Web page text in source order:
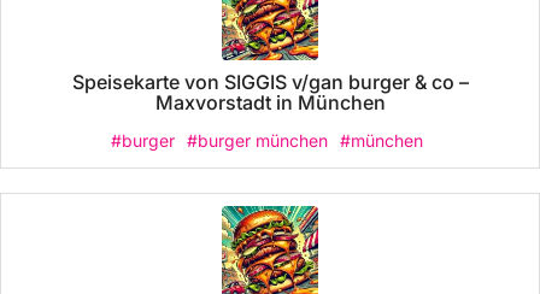
Speisekarte von SIGGIS v/gan burger & co –
Maxvorstadt in München
#burger #burger münchen #münchen